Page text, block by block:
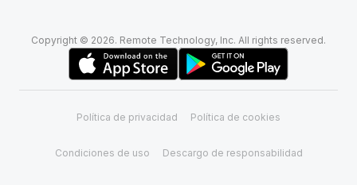
Copyright © 2026. Remote Technology, Inc. All rights reserved.
Política de privacidad Política de cookies
Condiciones de uso Descargo de responsabilidad